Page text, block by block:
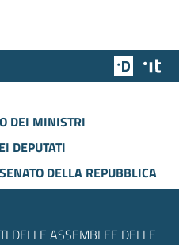
Team
DEI MINISTRI
DEPUTATI
SENATO DELLA REPUBBLICA
DELLE ASSEMBLEE DELLE